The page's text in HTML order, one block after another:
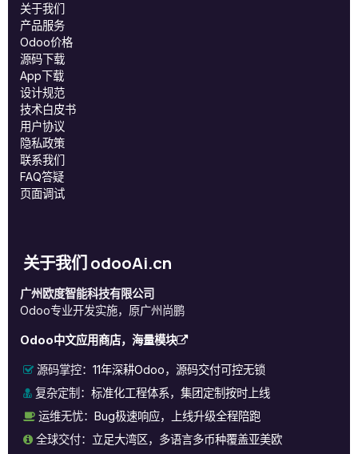
关于我们
产品服务
Odoo价格
源码下载
App下载
设计规范
技术白皮书
用户协议
‎隐私政策‎
联系我们
FAQ答疑
页面调试
关于我们 odooAi.cn
广州欧度智能科技有限公司
Odoo专业开发实施，原广州尚鹏
Odoo中文应用商店，海量模块
源码掌控： 11年深耕Odoo，源码交付可控无锁
复杂定制： 标准化工程体系，集团定制按时上线
运维无忧：
Bug极速响应，上线升级全程陪跑
全球交付： 立足大湾区，多语言多币种覆盖亚美欧